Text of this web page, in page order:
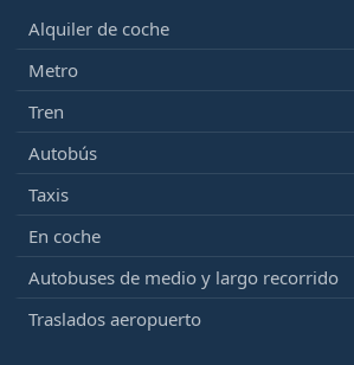
Alquiler de coche
Metro
Tren
Autobús
Taxis
En coche
Autobuses de medio y largo recorrido
Traslados aeropuerto